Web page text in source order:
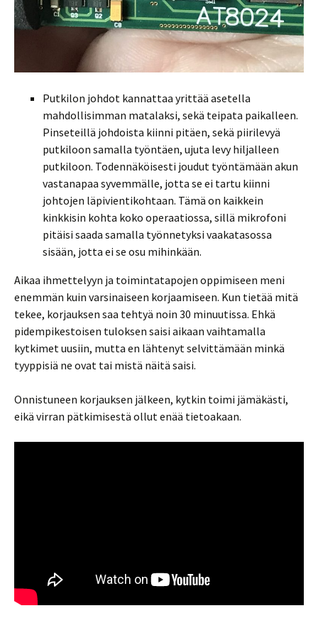
Putkilon johdot kannattaa yrittää asetella
mahdollisimman matalaksi, sekä teipata paikalleen.
Pinseteillä johdoista kiinni pitäen, sekä piirilevyä
putkiloon samalla työntäen, ujuta levy hiljalleen
putkiloon. Todennäköisesti joudut työntämään akun
vastanapaa syvemmälle, jotta se ei tartu kiinni
johtojen läpivientikohtaan. Tämä on kaikkein
kinkkisin kohta koko operaatiossa, sillä mikrofoni
pitäisi saada samalla työnnetyksi vaakatasossa
sisään, jotta ei se osu mihinkään.
Aikaa ihmettelyyn ja toimintatapojen oppimiseen meni
enemmän kuin varsinaiseen korjaamiseen. Kun tietää mitä
tekee, korjauksen saa tehtyä noin 30 minuutissa. Ehkä
pidempikestoisen tuloksen saisi aikaan vaihtamalla
kytkimet uusiin, mutta en lähtenyt selvittämään minkä
tyyppisiä ne ovat tai mistä näitä saisi.
Onnistuneen korjauksen jälkeen, kytkin toimi jämäkästi,
eikä virran pätkimisestä ollut enää tietoakaan.